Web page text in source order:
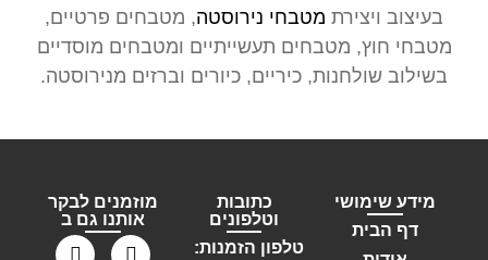
בעיצוב ויצירת מטבחי נירוסטה, מטבחים פרטיים,
מטבחי חוץ, מטבחים תעשייתיים ומטבחים מוסדיים
בשילוב שולחנות, כיריים, כיורים וברזים מנירוסטה.
מידע שימושי
דף הבית
כתובות
וטלפונים
טלפון הזמנות:
מוזמנים לבקר
אותנו גם ב